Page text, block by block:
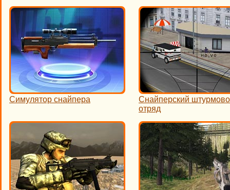
Симулятор снайпера
Снайперский
отряд